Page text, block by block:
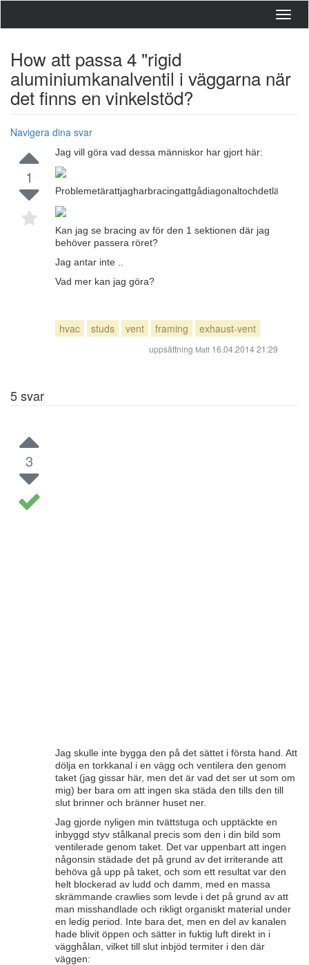
How att passa 4 "rigid
aluminiumkanalventil i väggarna när
det finns en vinkelstöd?
Navigera dina svar
1
Jag vill göra vad dessa människor har gjort här:
Kan jag se bracing av för den 1 sektionen där jag
behöver passera röret?
Jag antar inte ..
Vad mer kan jag göra?
hvac studs vent framing exhaust-vent
uppsättning Matt 16.04.2014 21:29
5svar
3
Jag skulle inte bygga den på det sättet i första hand. Att
dölja en torkkanal i en vägg och ventilera den genom
taket (jag gissar här, men det är vad det ser ut som om
mig) ber bara om att ingen ska städa den tills den till
slut brinner och bränner huset ner.
Jag gjorde nyligen min tvättstuga och upptäckte en
inbyggd styv stålkanal precis som den i din bild som
ventilerade genom taket. Det var uppenbart att ingen
någonsin städade det på grund av det irriterande att
behöva gå upp på taket, och som ett resultat var den
helt blockerad av ludd och damm, med en massa
skrämmande crawlies som levde i det på grund av att
man misshandlade och rikligt organiskt material under
en ledig period. Inte bara det, men en del av kanalen
hade blivit öppen och sätter in fuktig luft direkt in i
vägghålan, vilket till slut inbjöd termiter i den där
väggen: